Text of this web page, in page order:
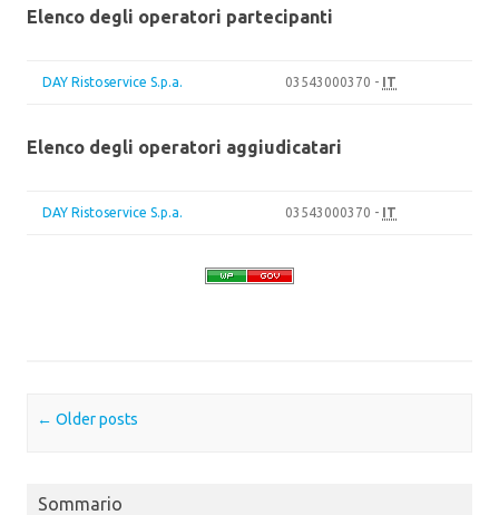
Elenco degli operatori partecipanti
DAY Ristoservice S.p.a. 03543000370 - IT
Elenco degli operatori aggiudicatari
DAY Ristoservice S.p.a. 03543000370 - IT
Post navigation
← Older posts
Sommario